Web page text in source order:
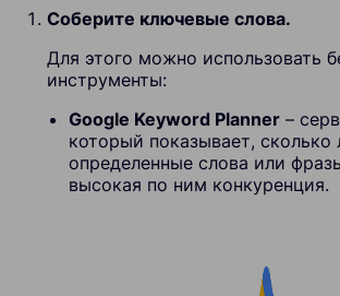
Соберите ключевые слова.
Для этого можно использовать
инструменты:
Google Keyword Planner –
который показывает,
определенные слова или
высокая по ним конкуренция.